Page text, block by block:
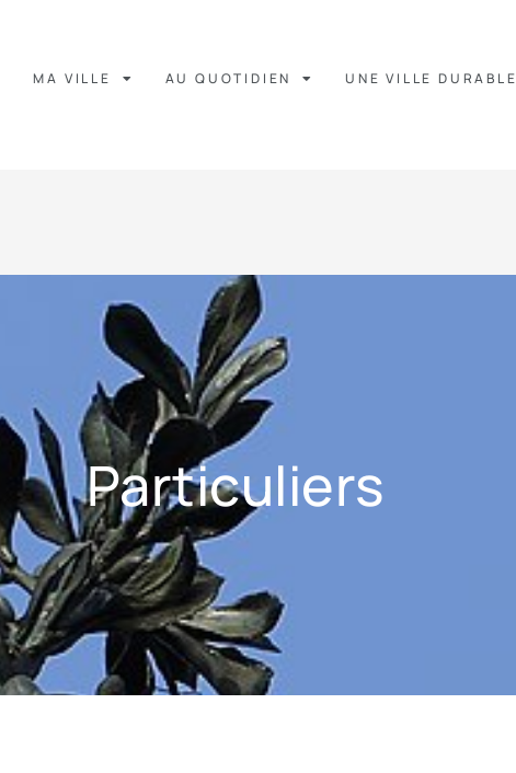
MA VILLE AU QUOTIDIEN UNE VILLE DURABLE
Particuliers